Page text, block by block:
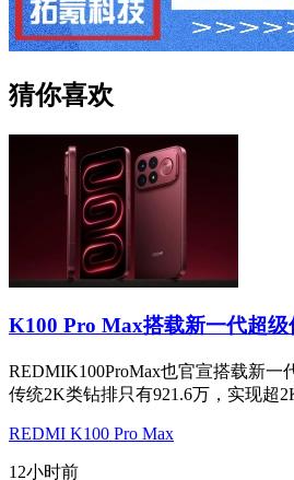
猜你喜欢
K100 Pro Max搭载新一代超
REDMIK100ProMax也官宣搭载新一
传统2K类钻排只有921.6万，实现超
REDMI K100 Pro Max
12小时前